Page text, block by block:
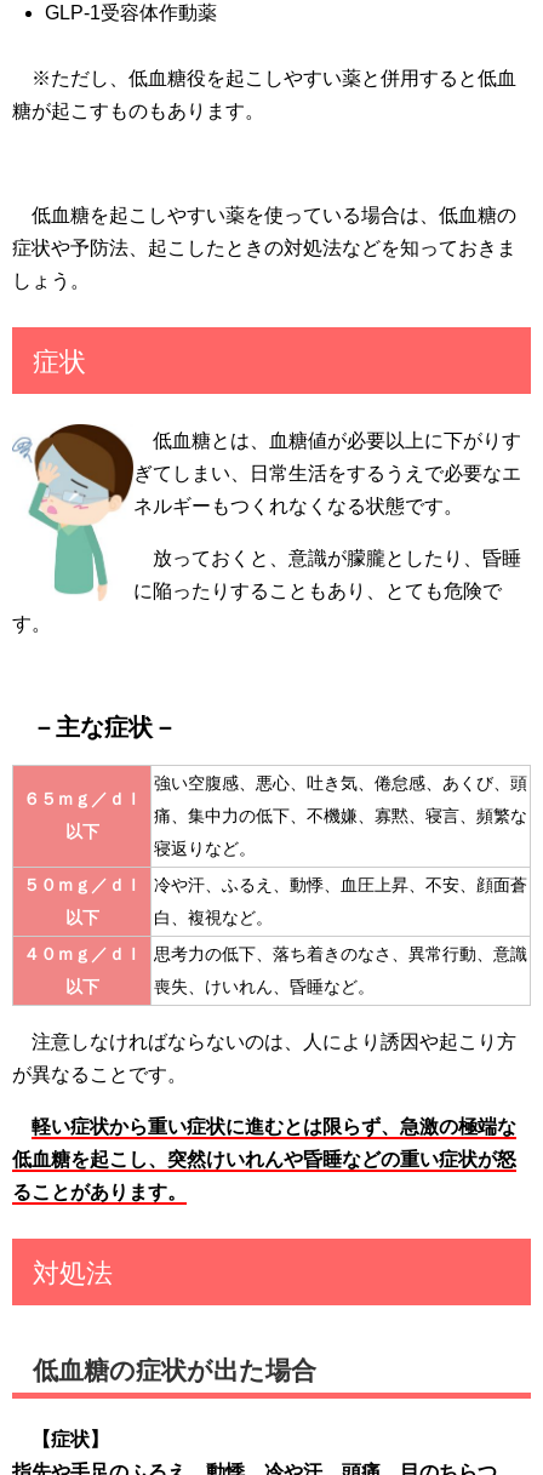
GLP-1受容体作動薬
※ただし、低血糖役を起こしやすい薬と併用すると低血
糖が起こすものもあります。
低血糖を起こしやすい薬を使っている場合は、低血糖の
症状や予防法、起こしたときの対処法などを知っておきま
しょう。
症状
低血糖とは、血糖値が必要以上に下がりす
ぎてしまい、日常生活をするうえで必要なエ
ネルギーもつくれなくなる状態です。
放っておくと、意識が朦朧としたり、昏睡
に陥ったりすることもあり、とても危険で
す。
－主な症状－
６５ｍｇ／ｄｌ
以下
強い空腹感、悪心、吐き気、倦怠感、あくび、頭
痛、集中力の低下、不機嫌、寡黙、寝言、頻繁な
寝返りなど。
５０ｍｇ／ｄｌ
以下
冷や汗、ふるえ、動悸、血圧上昇、不安、顔面蒼
白、複視など。
４０ｍｇ／ｄｌ
以下
思考力の低下、落ち着きのなさ、異常行動、意識
喪失、けいれん、昏睡など。
注意しなければならないのは、人により誘因や起こり方
が異なることです。
軽い症状から重い症状に進むとは限らず、急激の極端な
低血糖を起こし、突然けいれんや昏睡などの重い症状が怒
ることがあります。
対処法
低血糖の症状が出た場合
【症状】